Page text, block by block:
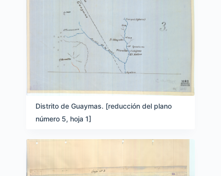
Distrito de Guaymas. [reducción del plano
número 5, hoja 1]